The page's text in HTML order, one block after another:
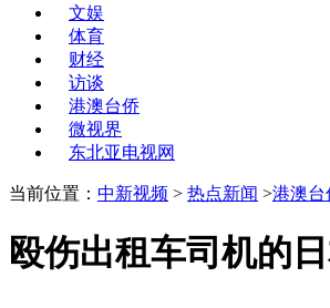
文娱
体育
财经
访谈
港澳台侨
微视界
东北亚电视网
当前位置： 中新视频 > 热点新闻 >港澳台
殴伤出租车司机的